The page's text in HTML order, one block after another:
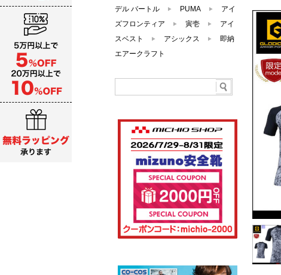
デル バートル
PUMA
アイ
ズフロンティア
寅壱
アイ
スベスト
アシックス
即納
エアークラフト